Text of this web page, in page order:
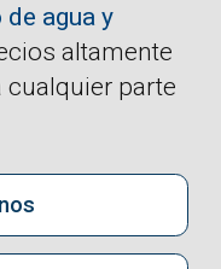
agua y
altamente
parte